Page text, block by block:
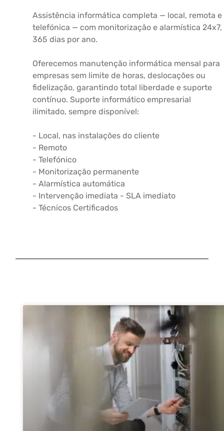
Assistência informática completa — local, remota e
telefónica — com monitorização e alarmística 24x7,
365 dias por ano.
Oferecemos manutenção informática mensal para
empresas sem limite de horas, deslocações ou
fidelização, garantindo total liberdade e suporte
contínuo. Suporte informático empresarial
ilimitado, sempre disponível:
- Local, nas instalações do cliente
- Remoto
- Telefónico
- Monitorização permanente
- Alarmística automática
- Intervenção imediata - SLA imediato
- Técnicos Certificados